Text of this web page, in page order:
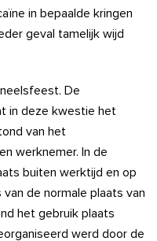
in bepaalde kringen
geval tamelijk wijd
De
in deze kwestie het
van het
werknemer. In de
buiten werktijd en op
de normale plaats van
het gebruik plaats
werd door de